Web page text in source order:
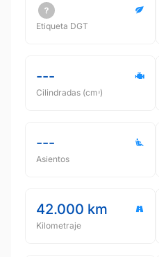
Etiqueta DGT
---
Cilindradas (cmᵌ)
---
Asientos
42.000 km
Kilometraje